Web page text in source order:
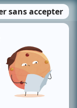
MENU
Recherche avancée »